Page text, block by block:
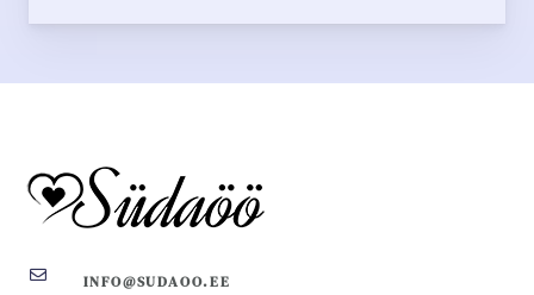
 INFO@SUDAOO.EE